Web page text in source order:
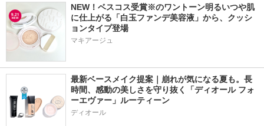
NEW！ベスコス受賞※のワントーン明るいつや肌
に仕上がる「白玉ファンデ美容液」から、クッシ
ョンタイプ登場
マキアージュ
最新ベースメイク提案｜崩れが気になる夏も。長
時間、感動の美しさを守り抜く「ディオール フォ
ーエヴァー」ルーティーン
ディオール